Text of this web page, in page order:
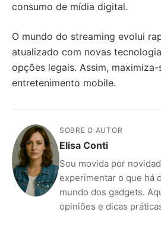
consumo de mídia digital.
O mundo do streaming evolui
atualizado com novas
opções legais. Assim,
entretenimento mobile.
SOBRE O AUTOR
Elisa Conti
Sou movida por
experimentar o que há
mundo dos gadgets.
opiniões e dicas